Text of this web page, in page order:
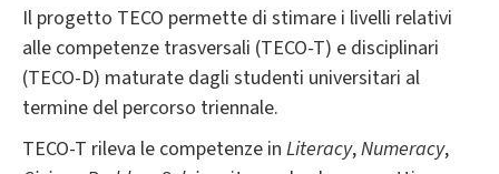
Il progetto TECO permette di stimare i livelli relativi
alle competenze trasversali (TECO-T) e disciplinari
(TECO-D) maturate dagli studenti universitari al
termine del percorso triennale.
TECO-T rileva le competenze in Literacy,Numeracy,